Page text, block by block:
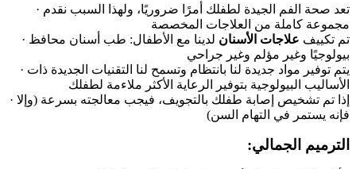
· تعد صحة الفم الجيدة لطفلك أمرًا ضروريًا، ولهذا السبب نقدم
مجموعة كاملة من العلاجات المخصصة
· تم تكييف علاجات الأسنان لدينا مع الأطفال: طب أسنان محافظ
بيولوجيًا وغير مؤلم وغير جراحي
· يتم توفير مواد جديدة لنا بانتظام وتسمح لنا التقنيات الجديدة ذات
الأساليب البيولوجية بتوفير الرعاية الأكثر ملاءمة لطفلك
· إذا تم تشخيص إصابة طفلك بالتجويف، فيجب معالجته بسرعة (وإلا
فإنه يستمر في التهام السن)
:الترميم الجمالي